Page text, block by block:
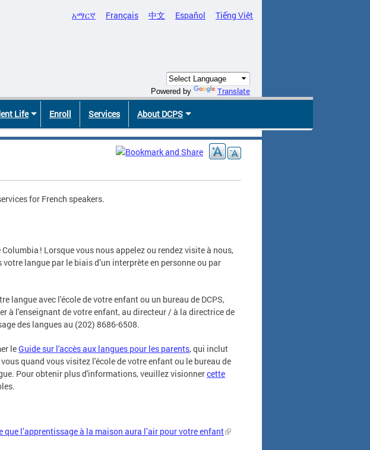
አማርኛ Français 中文 Español Tiếng Việt
Powered by Translate
Life Enroll Services About DCPS
for French speakers.
! Lorsque vous nous appelez ou rendez visite à nous,
langue par le biais d’un interprète en personne ou par
langue avec l'école de votre enfant ou un bureau de DCPS,
à l'enseignant de votre enfant, au directeur / à la directrice de
des langues au (202) 8686-6508.
leGuide sur l'accès aux langues pour les parents, qui inclut
quand vous visitez l'école de votre enfant ou le bureau de
Pour obtenir plus d'informations, veuillez visionnercette
l’apprentissage à la maison aura l’air pour votre enfant